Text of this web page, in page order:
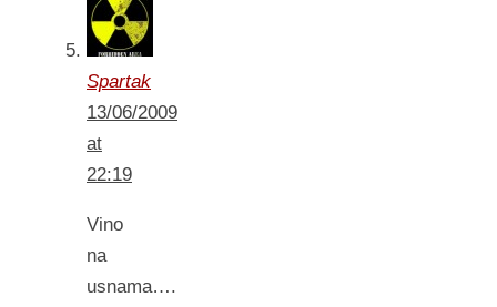
Spartak
13/06/2009
at
22:19
Vino
na
usnama….